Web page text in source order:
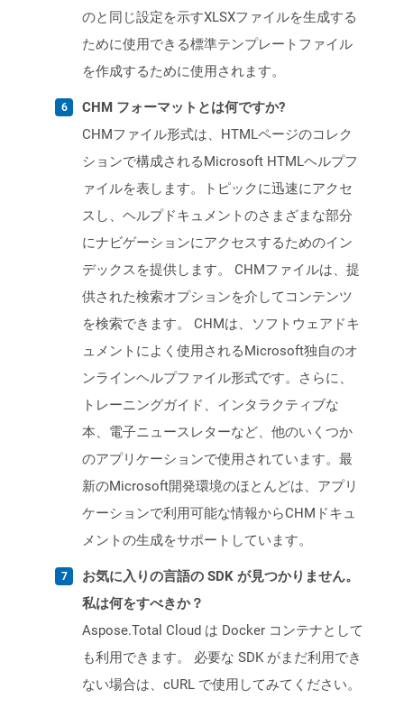
のと同じ設定を示すXLSXファイルを生成する
ために使用できる標準テンプレートファイル
を作成するために使用されます。
CHM フォーマットとは何ですか?
CHMファイル形式は、HTMLページのコレク
ションで構成されるMicrosoft HTMLヘルプフ
ァイルを表します。トピックに迅速にアクセ
スし、ヘルプドキュメントのさまざまな部分
にナビゲーションにアクセスするためのイン
デックスを提供します。 CHMファイルは、提
供された検索オプションを介してコンテンツ
を検索できます。 CHMは、ソフトウェアドキ
ュメントによく使用されるMicrosoft独自のオ
ンラインヘルプファイル形式です。さらに、
トレーニングガイド、インタラクティブな
本、電子ニュースレターなど、他のいくつか
のアプリケーションで使用されています。最
新のMicrosoft開発環境のほとんどは、アプリ
ケーションで利用可能な情報からCHMドキュ
メントの生成をサポートしています。
お気に入りの言語の SDK が見つかりません。
私は何をすべきか？
Aspose.Total Cloud は Docker コンテナとして
も利用できます。 必要な SDK がまだ利用でき
ない場合は、cURL で使用してみてください。